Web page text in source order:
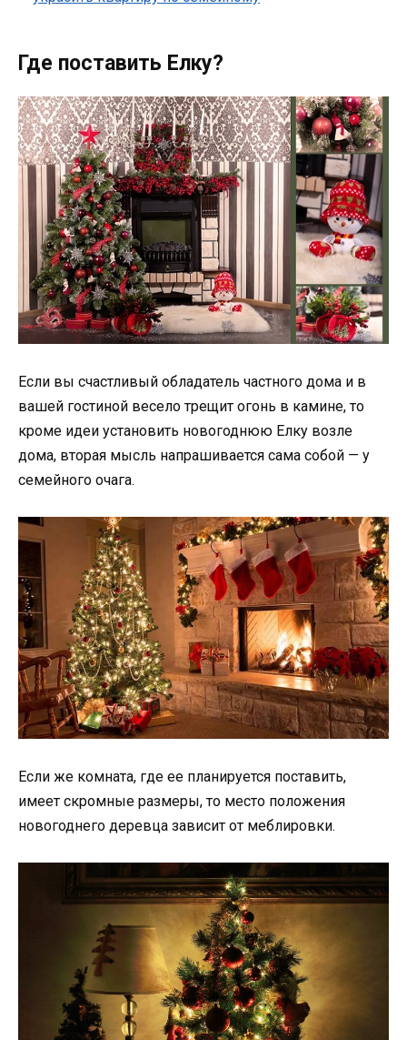
Где поставить Елку?
Если вы счастливый обладатель частного дома и в
вашей гостиной весело трещит огонь в камине, то
кроме идеи установить новогоднюю Елку возле
дома, вторая мысль напрашивается сама собой — у
семейного очага.
Если же комната, где ее планируется поставить,
имеет скромные размеры, то место положения
новогоднего деревца зависит от меблировки.